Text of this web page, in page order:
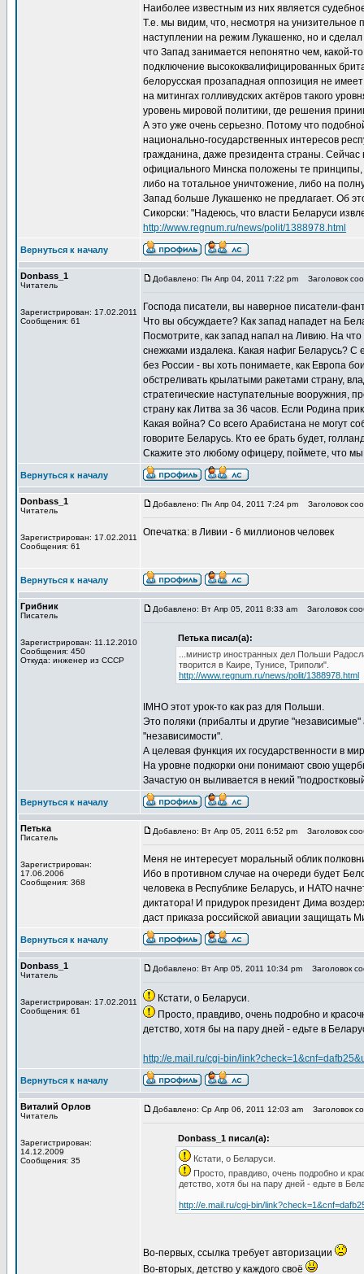
Наиболее известным из них является
Т.е. мы видим, что, несмотря на унизительное
наступлении на режим Лукашенко, но и
что Запад занимается непонятно чем, какой-
подключение высококвалифицированных
белорусская прозападная оппозиция не
на митингах голливудских актёров такого
уровень мировой политики, где решения
А это уже очень серьезно. Потому что
национально-государственных интересов
гражданина, даже президента страны.
официального Минска положены те
либо на тотальное уничтожение, либо на
Запад больше Лукашенко не предлагает. Об
Сикорски: "Надеюсь, что власти Беларуси
http://www.regnum.ru/news/polit/1388978.html
Вернуться к началу
Donbass_1
Читатель
Зарегистрирован: 17.02.2011
Сообщения: 61
Добавлено: Пн Апр 04, 2011 7:22 pm Заголовок
Господа писатели, вы наверное писатели-
Что вы обсуждаете? Как запад нападет на
Посмотрите, как запад напал на Ливию. На
снежками издалека. Какая нафиг Беларусь?
без России - вы хоть понимаете, как Европа
обстреливать крылатыми ракетами страну,
стратегические наступательные вооружния,
страну как Литва за 36 часов. Если Родина
Какая война? Со всего Арабистана не могут
говорите Беларусь. Кто ее брать будет,
Скажите это любому офицеру, поймете, что
Вернуться к началу
Donbass_1
Читатель
Зарегистрирован: 17.02.2011
Сообщения: 61
Добавлено: Пн Апр 04, 2011 7:24 pm Заголовок
Опечатка: в Ливии - 6 миллионов человек
Вернуться к началу
Грибник
Писатель
Зарегистрирован: 11.12.2010
Сообщения: 450
Откуда: инженер из СССР
Добавлено: Вт Апр 05, 2011 8:33 am Заголовок
Петька писал(а):
...министр иностранных дел Польши
творится в Каире, Тунисе, Триполи".
http://www.regnum.ru/news/polit/1388978.html
IMHO этот урок-то как раз для Польши.
Это поляки (прибалты и другие
"независимости".
А целевая функция их государственности в
На уровне подкорки они понимают свою
Зачастую он выливается в некий
Вернуться к началу
Петька
Писатель
Зарегистрирован:
17.06.2006
Сообщения: 368
Добавлено: Вт Апр 05, 2011 6:52 pm Заголовок
Меня не интересует моральный облик
Ибо в противном случае на очереди будет
человека в Республике Беларусь, и НАТО
диктатора! И придурок президент Дима
даст приказа российской авиации защищать
Вернуться к началу
Donbass_1
Читатель
Зарегистрирован: 17.02.2011
Сообщения: 61
Добавлено: Вт Апр 05, 2011 10:34 pm Заголовок
Кстати, о Беларуси.
Просто, правдиво, очень подробно и
детство, хотя бы на пару дней - едьте в
http://e.mail.ru/cgi-bin/
Вернуться к началу
Виталий Орлов
Читатель
Зарегистрирован:
14.12.2009
Сообщения: 35
Добавлено: Ср Апр 06, 2011 12:03 am Заголовок
Donbass_1 писал(а):
Кстати, о Беларуси.
Просто, правдиво, очень подробно и
детство, хотя бы на пару дней - едьте в
http://e.mail.ru/cgi-bin/
Во-первых, ссылка требует авторизации
Во-вторых, детство у каждого своё